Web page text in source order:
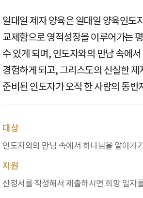
일대일 제자 양육은 일대일 양육인도
교제함으로 영적성장을 이루어가는
수 있게 되며, 인도자와의 만남 속에
경험하게 되고, 그리스도의 신실한
준비된 인도자가 오직 한 사람의 동
대상
인도자와의 만남 속에서 하나님을 알아가
지원
신청서를 작성해서 제출하시면 희망 일자